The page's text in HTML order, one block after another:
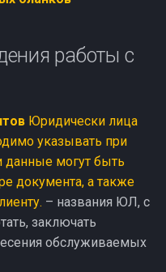
работы с
Юридически лица
указывать при
данные могут быть
документа, а также
– названия ЮЛ, с
заключать
обслуживаемых